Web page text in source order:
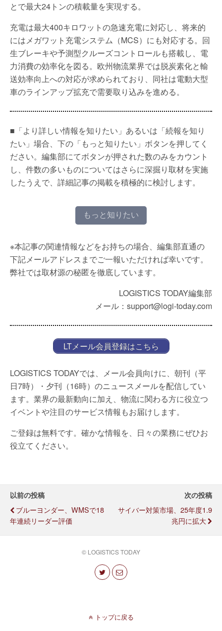
とで最大24トンの積載量を実現する。
充電は最大400キロワットの急速充電に対応し、将来的
にはメガワット充電システム（MCS）にも対応する。回
生ブレーキや予測型クルーズコントロールも搭載し、電
力消費の効率化を図る。欧州物流業界では脱炭素化と輸
送効率向上への対応が求められており、同社は電動大型
車のラインアップ拡充で需要取り込みを進める。
■「より詳しい情報を知りたい」あるいは「続報を知り
たい」場合、下の「もっと知りたい」ボタンを押してく
ださい。編集部にてボタンが押された数のみをカウント
し、件数の多いものについてはさらに深掘り取材を実施
したうえで、詳細記事の掲載を積極的に検討します。
もっと知りたい
※本記事の関連情報などをお持ちの場合、編集部直通の
下記メールアドレスまでご一報いただければ幸いです。
弊社では取材源の秘匿を徹底しています。
LOGISTICS TODAY編集部
メール：support@logi-today.com
LTメール会員登録はこちら
LOGISTICS TODAYでは、メール会員向けに、朝刊（平
日7時）・夕刊（16時）のニュースメールを配信してい
ます。業界の最新動向に加え、物流に関わる方に役立つ
イベントや注目のサービス情報もお届けします。
ご登録は無料です。確かな情報を、日々の業務にぜひお
役立てください。
以前の投稿
ブルーヨンダー、WMSで18
年連続リーダー評価
次の投稿
サイバー対策市場、25年度1.9
兆円に拡大
© LOGISTICS TODAY
トップに戻る